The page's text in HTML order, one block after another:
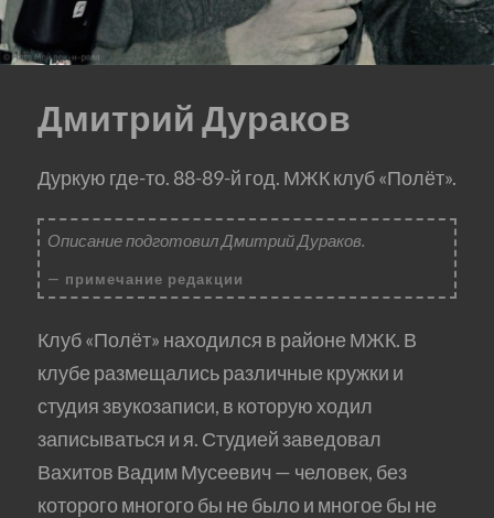
Дмитрий Дураков
Дуркую где-то. 88-89-й год. МЖК клуб «Полёт».
Описание подготовил Дмитрий Дураков.
примечание редакции
Клуб «Полёт» находился в районе МЖК. В
клубе размещались различные кружки и
студия звукозаписи, в которую ходил
записываться и я. Студией заведовал
Вахитов Вадим Мусеевич — человек, без
которого многого бы не было и многое бы не